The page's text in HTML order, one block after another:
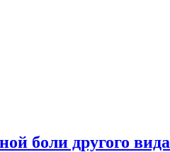
боли другого вида